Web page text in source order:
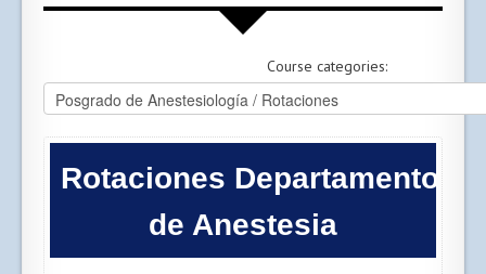
Course categories:
Rotaciones Departamento
de Anestesia